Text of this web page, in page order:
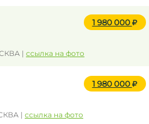
1 980 000
| ссылка на фото
1 980 000
| ссылка на фото